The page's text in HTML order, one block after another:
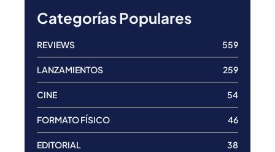
Categorías Populares
REVIEWS 559
LANZAMIENTOS 259
CINE 54
FORMATO FÍSICO 46
EDITORIAL 38